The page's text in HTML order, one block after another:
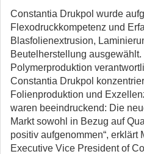
Constantia Drukpol wurde
Flexodruckkompetenz und
Blasfolienextrusion,
Beutelherstellung
Polymerproduktion
Constantia Drukpol
Folienproduktion und
waren beeindruckend: Die
Markt sowohl in Bezug auf
positiv aufgenommen“, erklärt
Executive Vice President of